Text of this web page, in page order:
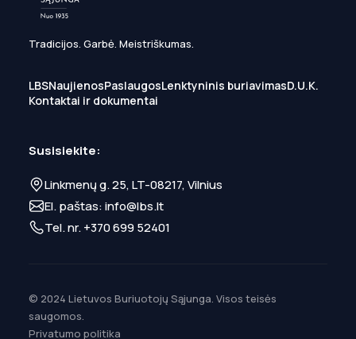
Tradicijos. Garbė. Meistriškumas.
LBSNaujienosPaslaugosLenktyninis buriavimasD.U.K.
Kontaktai ir dokumentai
Susisiekite:
Linkmenų g. 25, LT-08217, Vilnius
El. paštas:info@lbs.lt
Tel. nr.+370 699 52401
© 2024 Lietuvos Buriuotojų Sąjunga. Visos teisės
saugomos.
Privatumo politika